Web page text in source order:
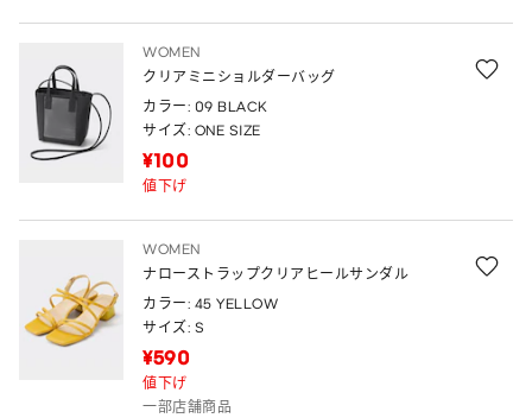
WOMEN
クリアミニショルダーバッグ
カラー: 09 BLACK
サイズ: ONE SIZE
¥100
値下げ
WOMEN
ナローストラップクリアヒールサンダル
カラー: 45 YELLOW
サイズ: S
¥590
値下げ
一部店舗商品